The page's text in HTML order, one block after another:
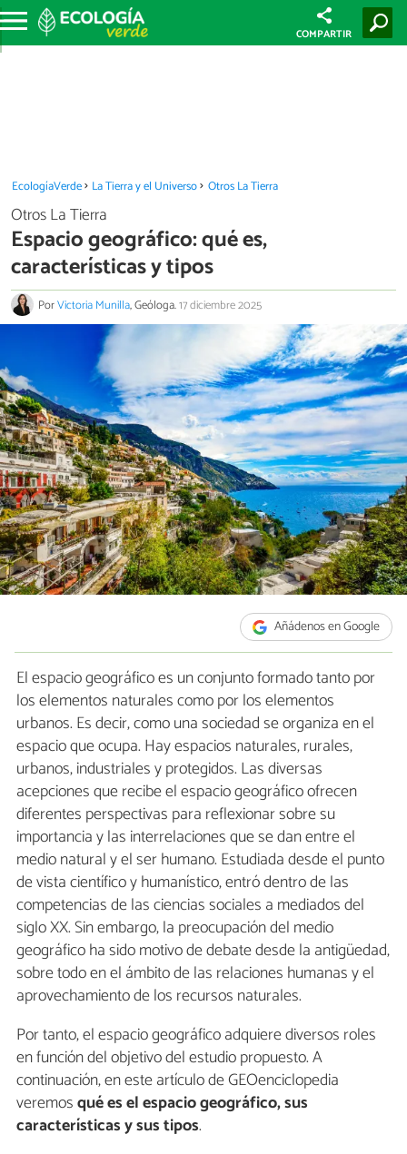
COMPARTIR
EcologíaVerde La Tierra y el Universo Otros La Tierra
Otros La Tierra
Espacio geográfico: qué es,
características y tipos
PorVictoria Munilla, Geóloga.17 diciembre 2025
Añádenos en Google
El espacio geográfico es un conjunto formado tanto por
los elementos naturales como por los elementos
urbanos. Es decir, como una sociedad se organiza en el
espacio que ocupa. Hay espacios naturales, rurales,
urbanos, industriales y protegidos. Las diversas
acepciones que recibe el espacio geográfico ofrecen
diferentes perspectivas para reflexionar sobre su
importancia y las interrelaciones que se dan entre el
medio natural y el ser humano. Estudiada desde el punto
de vista científico y humanístico, entró dentro de las
competencias de las ciencias sociales a mediados del
siglo XX. Sin embargo, la preocupación del medio
geográfico ha sido motivo de debate desde la antigüedad,
sobre todo en el ámbito de las relaciones humanas y el
aprovechamiento de los recursos naturales.
Por tanto, el espacio geográfico adquiere diversos roles
en función del objetivo del estudio propuesto. A
continuación, en este artículo de GEOenciclopedia
veremosqué es el espacio geográfico, sus
características y sus tipos.